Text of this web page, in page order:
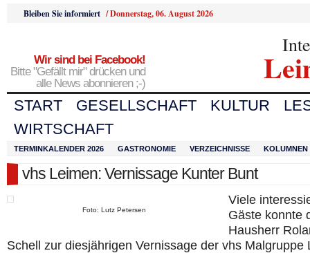
Bleiben Sie informiert /Donnerstag, 06. August 2026
Wir sind bei Facebook!
Bitte "Gefällt mir" drücken und
alle News abonnieren ;-)
START GESELLSCHAFT KULTUR
WIRTSCHAFT
TERMINKALENDER 2026 GASTRONOMIE VERZEICHNISSE KOLUMNEN
vhs Leimen: Vernissage Kunter Bunt
Foto: Lutz Petersen
Viele
Gäste konnte
Hausherr
Schell zur diesjährigen Vernissage der vhs Malgruppe